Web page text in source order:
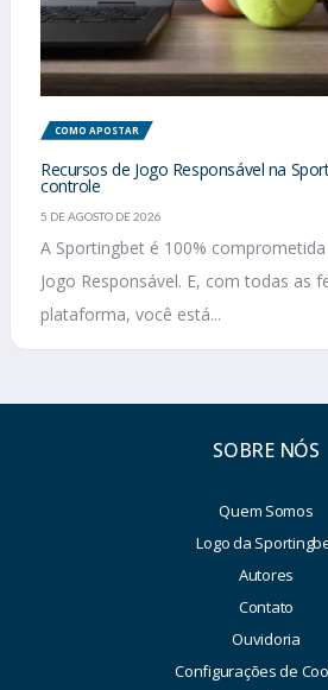
COMO APOSTAR
Recursos de Jogo Responsável na
controle
5 DE AGOSTO DE 2026
A Sportingbet é 100%
Jogo Responsável. E, com todas as
plataforma, você está...
SOBRE NÓS
Quem Somos
Logo da
Autores
Contato
Ouvidoria
Configurações de